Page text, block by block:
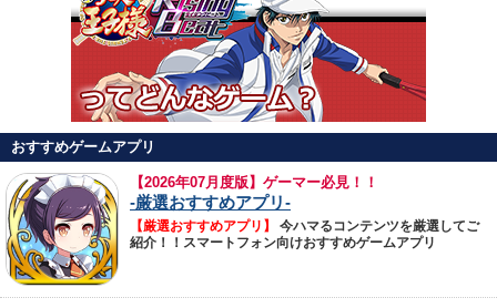
おすすめゲームアプリ
【2026年07月度版】ゲーマー必見！！
-厳選おすすめアプリ-
【厳選おすすめアプリ】
今ハマるコンテンツを厳選してご
紹介！！スマートフォン向けおすすめゲームアプリ